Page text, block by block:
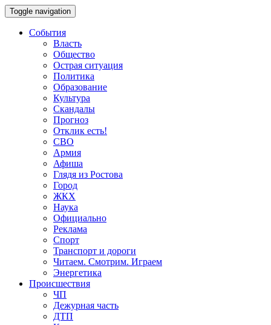
Toggle navigation
События
Власть
Общество
Острая ситуация
Политика
Образование
Культура
Скандалы
Прогноз
Отклик есть!
СВО
Армия
Афиша
Глядя из Ростова
Город
ЖКХ
Наука
Официально
Реклама
Спорт
Транспорт и дороги
Читаем. Смотрим. Играем
Энергетика
Происшествия
ЧП
Дежурная часть
ДТП